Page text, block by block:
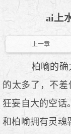
ai上
上一章
柏喻的确
的太多了，不
狂妄自大的空话
和柏喻拥有灵魂